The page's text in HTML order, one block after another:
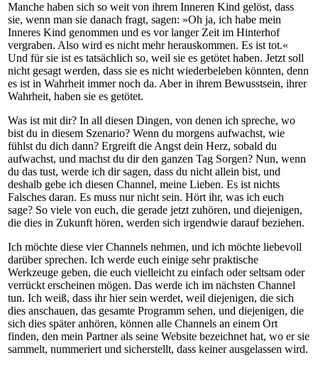
Manche haben sich so weit von ihrem Inneren Kind gelöst, dass
sie, wenn man sie danach fragt, sagen: »Oh ja, ich habe mein
Inneres Kind genommen und es vor langer Zeit im Hinterhof
vergraben. Also wird es nicht mehr herauskommen. Es ist tot.«
Und für sie ist es tatsächlich so, weil sie es getötet haben. Jetzt soll
nicht gesagt werden, dass sie es nicht wiederbeleben könnten, denn
es ist in Wahrheit immer noch da. Aber in ihrem Bewusstsein, ihrer
Wahrheit, haben sie es getötet.
Was ist mit dir? In all diesen Dingen, von denen ich spreche, wo
bist du in diesem Szenario? Wenn du morgens aufwachst, wie
fühlst du dich dann? Ergreift die Angst dein Herz, sobald du
aufwachst, und machst du dir den ganzen Tag Sorgen? Nun, wenn
du das tust, werde ich dir sagen, dass du nicht allein bist, und
deshalb gebe ich diesen Channel, meine Lieben. Es ist nichts
Falsches daran. Es muss nur nicht sein. Hört ihr, was ich euch
sage? So viele von euch, die gerade jetzt zuhören, und diejenigen,
die dies in Zukunft hören, werden sich irgendwie darauf beziehen.
Ich möchte diese vier Channels nehmen, und ich möchte liebevoll
darüber sprechen. Ich werde euch einige sehr praktische
Werkzeuge geben, die euch vielleicht zu einfach oder seltsam oder
verrückt erscheinen mögen. Das werde ich im nächsten Channel
tun. Ich weiß, dass ihr hier sein werdet, weil diejenigen, die sich
dies anschauen, das gesamte Programm sehen, und diejenigen, die
sich dies später anhören, können alle Channels an einem Ort
finden, den mein Partner als seine Website bezeichnet hat, wo er sie
sammelt, nummeriert und sicherstellt, dass keiner ausgelassen wird.